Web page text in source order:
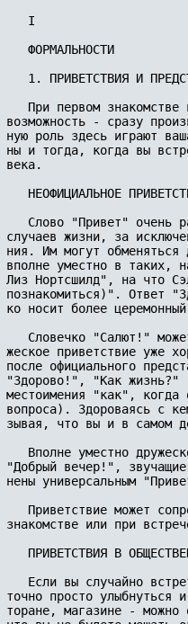
   I
   ФОРМАЛЬНОСТИ
1. ПРИВЕТСТВИЯ И
При первом знакомстве
возможность - сразу
ную роль здесь играют
ны и тогда, когда вы
века.
НЕОФИЦИАЛЬНОЕ
Слово "Привет" очень
случаев жизни, за
ния. Им могут
вполне уместно в таких,
Лиз Нортсшилд", на что
познакомиться)". Ответ
ко носит более
Словечко "Салют!"
жеское приветствие уже
после официального
"Здорово!", "Как жизнь?"
местоимения "как", когда
вопроса). Здороваясь с
зывая, что вы и в самом
Вполне уместно
"Добрый вечер!",
нены универсальным
Приветствие может
знакомстве или при
ПРИВЕТСТВИЯ В
Если вы случайно
точно просто
торане, магазине - можно